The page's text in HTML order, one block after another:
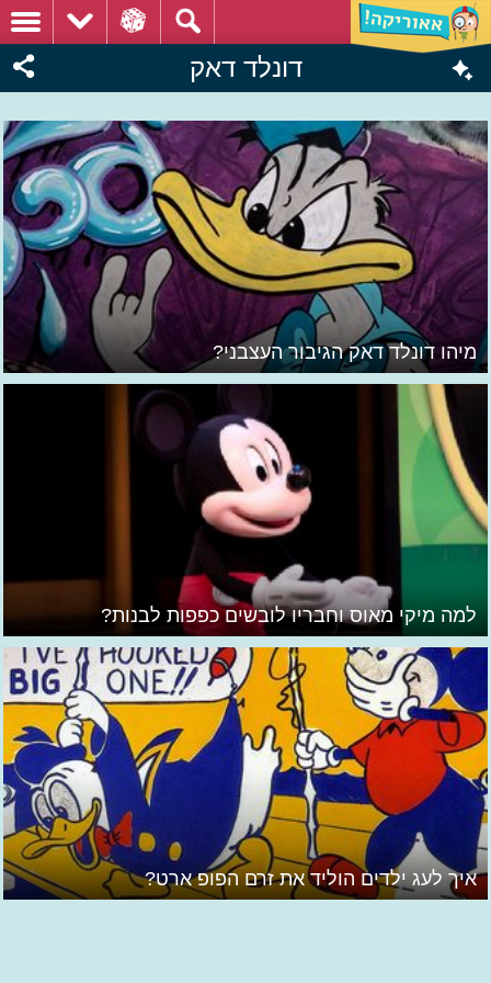
דונלד דאק
מיהו דונלד דאק הגיבור העצבני?
למה מיקי מאוס וחבריו לובשים כפפות לבנות?
איך לעג ילדים הוליד את זרם הפופ ארט?